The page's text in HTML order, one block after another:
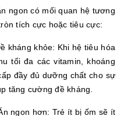
ngon có mối quan hệ tương
tích cực hoặc tiêu cực:
kháng khỏe: Khi hệ tiêu hóa
tối đa các vitamin, khoáng
đầy đủ dưỡng chất cho sự
tăng cường đề kháng.
ngon hơn: Trẻ ít bị ốm sẽ ít